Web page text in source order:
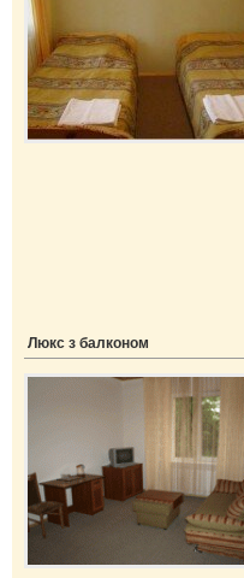
Люкс з балконом